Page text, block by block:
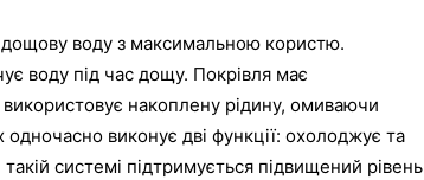
воду з максимальною користю.
воду під час дощу. Покрівля має
накоплену рідину, омиваючи
виконує дві функції: охолоджує та
системі підтримується підвищений рівень